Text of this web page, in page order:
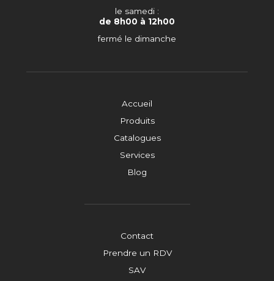
Accueil
Produits
Catalogues
Services
Blog
Contact
Prendre un RDV
SAV
le samedi :
de 8h00 à 12h00
fermé le dimanche